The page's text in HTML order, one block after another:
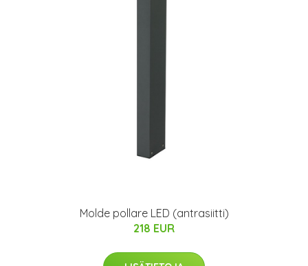
Molde pollare LED (antrasiitti)
218 EUR